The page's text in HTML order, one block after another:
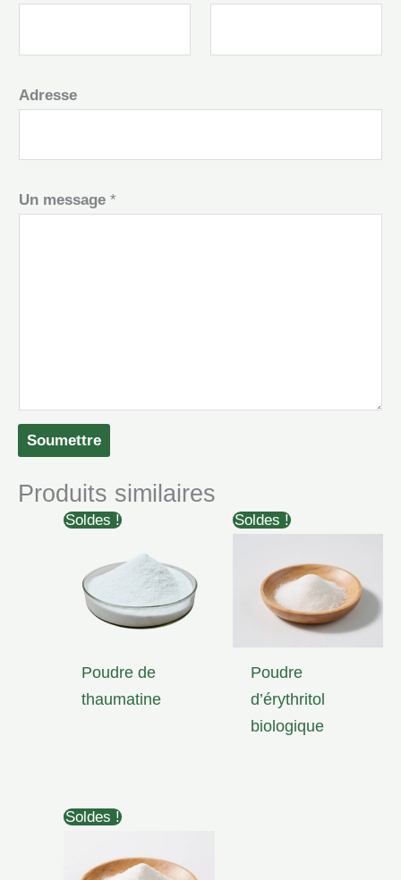
Adresse
Un message *
Soumettre
Produits similaires
Soldes !
Poudre de
thaumatine
Soldes !
Poudre
d’érythritol
biologique
Soldes !